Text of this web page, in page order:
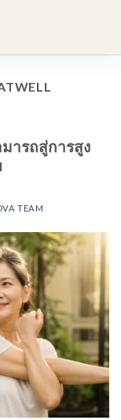
ารถสู่การสูง
TEAM